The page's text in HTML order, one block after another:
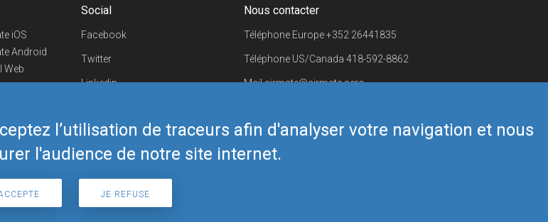
l’utilisation de traceurs afin d'analyser votre navigation et nous
l'audience de notre site internet.
JE REFUSE
iOS
Android
Web
Social
Facebook
Twitter
Linkedin
Telegram
Nous contacter
Téléphone Europe+352 26441835
Téléphone US/Canada 418-592-8862
Mailairmate@airmate.aero